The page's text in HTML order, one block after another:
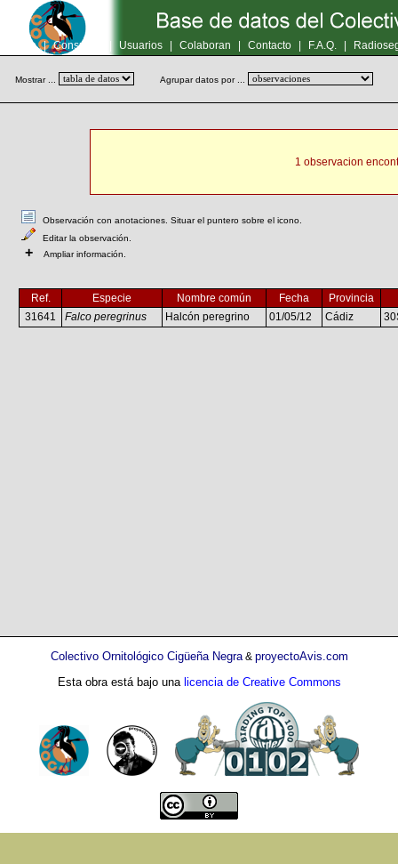
Inicio | Consultas Usuarios Colaboran Contacto F.A.Q.
Mostrar ... Agrupar datos por ...
1 observacion
Observación con anotaciones. Situar el puntero sobre el icono.
Editar la observación.
+ Ampliar información.
Ref. Especie Nombre común Fecha
Provincia
31641
Falco peregrinus Halcón peregrino 01/05/12 Cádiz
Colectivo Ornitológico Cigüeña Negra& proyectoAvis.com
Esta obra está bajo una licencia de Creative Commons